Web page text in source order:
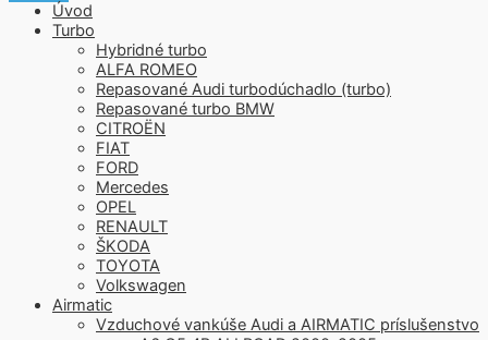
Úvod
Turbo
Hybridné turbo
ALFA ROMEO
Repasované Audi turbodúchadlo (turbo)
Repasované turbo BMW
CITROËN
FIAT
FORD
Mercedes
OPEL
RENAULT
ŠKODA
TOYOTA
Volkswagen
Airmatic
Vzduchové vankúše Audi a AIRMATIC príslušenstvo